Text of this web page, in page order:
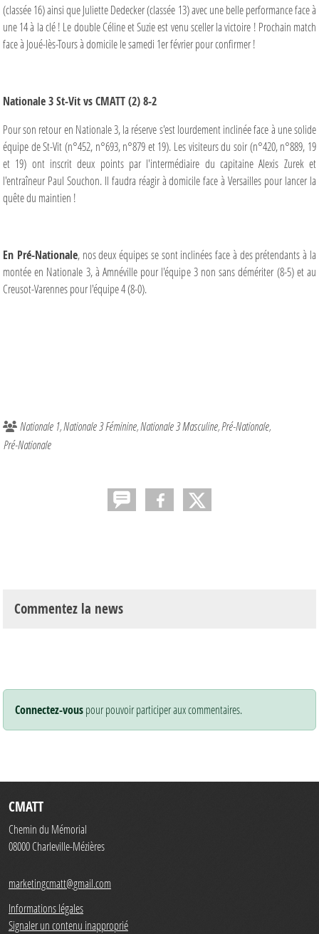
(classée 16) ainsi que Juliette Dedecker (classée 13) avec une belle performance face à
une 14 à la clé ! Le double Céline et Suzie est venu sceller la victoire ! Prochain match
face à Joué-lès-Tours à domicile le samedi 1er février pour confirmer !
Nationale 3 St-Vit vs CMATT (2) 8-2
Pour son retour en Nationale 3, la réserve s'est lourdement inclinée face à une solide
équipe de St-Vit (n°452, n°693, n°879 et 19). Les visiteurs du soir (n°420, n°889, 19
et 19) ont inscrit deux points par l'intermédiaire du capitaine Alexis Zurek et
l'entraîneur Paul Souchon. Il faudra réagir à domicile face à Versailles pour lancer la
quête du maintien !
En Pré-Nationale, nos deux équipes se sont inclinées face à des prétendants à la
montée en Nationale 3, à Amnéville pour l'équipe 3 non sans démériter (8-5) et au
Creusot-Varennes pour l'équipe 4 (8-0).
Nationale 1 Nationale 3 Féminine Nationale 3 Masculine Pré-Nationale
Pré-Nationale
Commentez la news
Connectez-vouspour pouvoir participer aux commentaires.
CMATT
Chemin du Mémorial
08000Charleville-Mézières
marketingcmatt@gmail.com
Informations légales
Signaler un contenu inapproprié